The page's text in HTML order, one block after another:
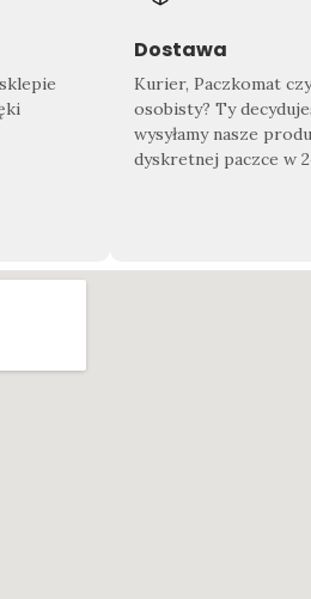
Dostawa
Kurier, Paczkomat
osobisty? Ty
wysyłamy nasze
dyskretnej paczce w